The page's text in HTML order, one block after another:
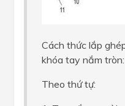
Cách thức lắp
khóa tay nắm tròn:
Theo thứ tự: